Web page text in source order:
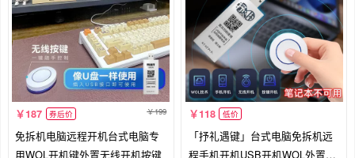
187 券后价 199
免拆机电脑远程开机台式电脑专
用WOL开机键外置无线开机按键
118 低价
「抒礼遇键」台式电脑免拆机远
程手机开机USB开机WOL外置开